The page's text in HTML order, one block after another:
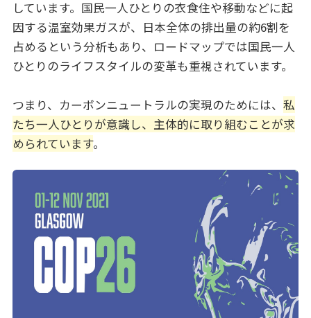
しています。国民一人ひとりの衣食住や移動などに起
因する温室効果ガスが、日本全体の排出量の約6割を
占めるという分析もあり、ロードマップでは国民一人
ひとりのライフスタイルの変革も重視されています。
つまり、カーボンニュートラルの実現のためには、 私
たち一人ひとりが意識し、主体的に取り組むことが求
められています。